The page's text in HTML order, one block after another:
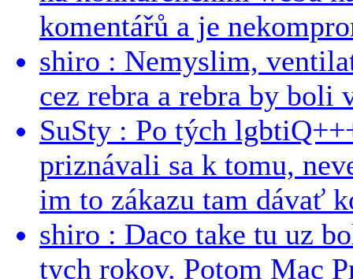
komentářů a je
shiro : Nemyslim,
cez rebra a rebra by boli
SuSty : Po tých
priznávali sa k tomu,
im to zákazu tam dávať
shiro : Daco take tu uz
tych rokov. Potom Mac